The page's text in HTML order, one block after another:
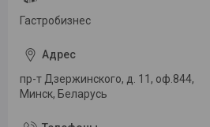
Гастробизнес
пр-т Дзержинского, д. 11, оф.844,
Минск, Беларусь